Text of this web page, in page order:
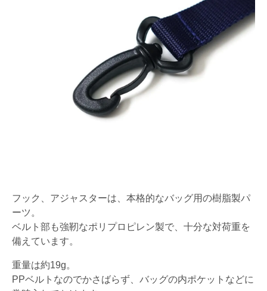
フック、アジャスターは、本格的なバッグ用の樹脂製パ
ーツ。
ベルト部も強靭なポリプロピレン製で、十分な対荷重を
備えています。
重量は約19g。
PPベルトなのでかさばらず、バッグの内ポケットなどに